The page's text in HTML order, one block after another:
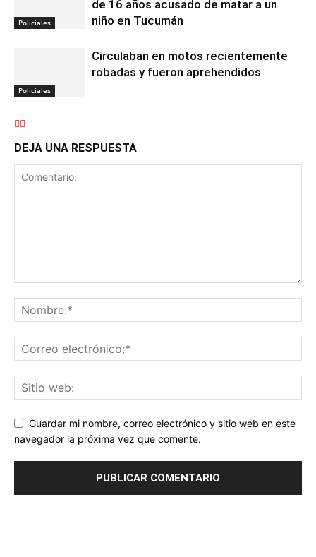
Policiales
de 16 años acusado de matar a un
niño en Tucumán
Policiales
Circulaban en motos recientemente
robadas y fueron aprehendidos
DEJA UNA RESPUESTA
Guardar mi nombre, correo electrónico y sitio web en este
navegador la próxima vez que comente.